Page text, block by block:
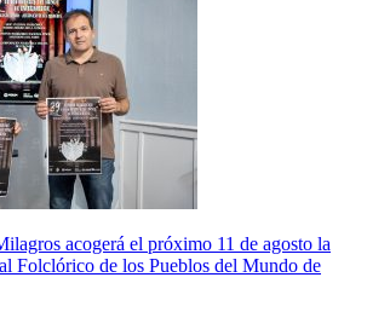
acogerá el próximo 11 de agosto la
Folclórico de los Pueblos del Mundo de